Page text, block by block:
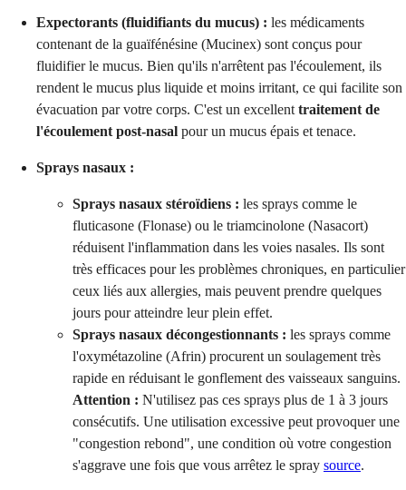
Expectorants (fluidifiants du mucus) : les médicaments
contenant de la guaïfénésine (Mucinex) sont conçus pour
fluidifier le mucus. Bien qu'ils n'arrêtent pas l'écoulement, ils
rendent le mucus plus liquide et moins irritant, ce qui facilite son
évacuation par votre corps. C'est un excellenttraitement de
l'écoulement post-nasal pour un mucus épais et tenace.
Sprays nasaux :
Sprays nasaux stéroïdiens : les sprays comme le
fluticasone (Flonase) ou le triamcinolone (Nasacort)
réduisent l'inflammation dans les voies nasales. Ils sont
très efficaces pour les problèmes chroniques, en particulier
ceux liés aux allergies, mais peuvent prendre quelques
jours pour atteindre leur plein effet.
Sprays nasaux décongestionnants : les sprays comme
l'oxymétazoline (Afrin) procurent un soulagement très
rapide en réduisant le gonflement des vaisseaux sanguins.
Attention : N'utilisez pas ces sprays plus de 1 à 3 jours
consécutifs. Une utilisation excessive peut provoquer une
"congestion rebond", une condition où votre congestion
s'aggrave une fois que vous arrêtez le spray source.